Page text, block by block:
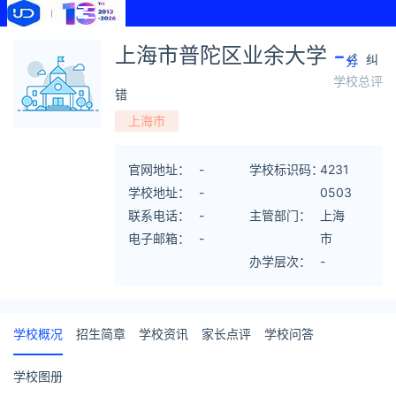
上海市普陀区业余大学 纠
错
上海市
-分
学校总评
官网地址：
-
学校地址：
-
联系电话：
-
电子邮箱：
-
学校标识码：4231
0503
69
主管部门：
上海
市
办学层次：
-
学校概况 招生简章 学校资讯 家长点评 学校问答
学校图册